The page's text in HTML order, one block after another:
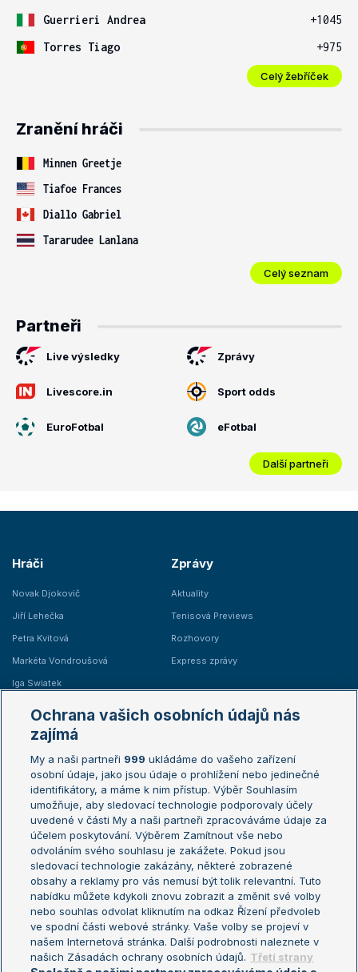
Guerrieri Andrea
+1045
Torres Tiago
+975
Celý žebříček
Zranění hráči
Minnen Greetje
Tiafoe Frances
Diallo Gabriel
Tararudee Lanlana
Celý seznam
Partneři
Live výsledky Zprávy
Livescore.in Sport odds
EuroFotbal eFotbal
Další partneři
Hráči
Novak Djokovič
Jiří Lehečka
Petra Kvitová
Markéta Vondroušová
Iga Swiatek
Zprávy
Aktuality
Tenisová Previews
Rozhovory
Express zprávy
Žebříčky
Žebříček ATP (muži)
Žebříček WTA (ženy)
Sázkařský žebříček
Australian Open
French Open
Wimbledon
US Open
Turnaj mistrů
Turnaj mistryň
Aktualní trendy
Fotbalové přestupy
Livesport Daily
Ochrana vašich osobních údajů nás
zajímá
My a naši partneři 999 ukládáme do vašeho zařízení
osobní údaje, jako jsou údaje o prohlížení nebo jedinečné
identifikátory, a máme k nim přístup. Výběr Souhlasím
umožňuje, aby sledovací technologie podporovaly účely
uvedené v části My a naši partneři zpracováváme údaje za
účelem poskytování. Výběrem Zamítnout vše nebo
odvoláním svého souhlasu je zakážete. Pokud jsou
sledovací technologie zakázány, některé zobrazené
obsahy a reklamy pro vás nemusí být tolik relevantní. Tuto
nabídku můžete kdykoli znovu zobrazit a změnit své volby
nebo souhlas odvolat kliknutím na odkaz Řízení předvoleb
ve spodní části webové stránky. Vaše volby se projeví v
našem Internetová stránka. Další podrobnosti naleznete v
našich Zásadách ochrany osobních údajů. Třetí strany